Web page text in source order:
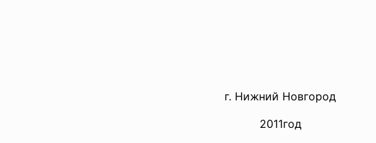
г. Нижний Новгород
2011год